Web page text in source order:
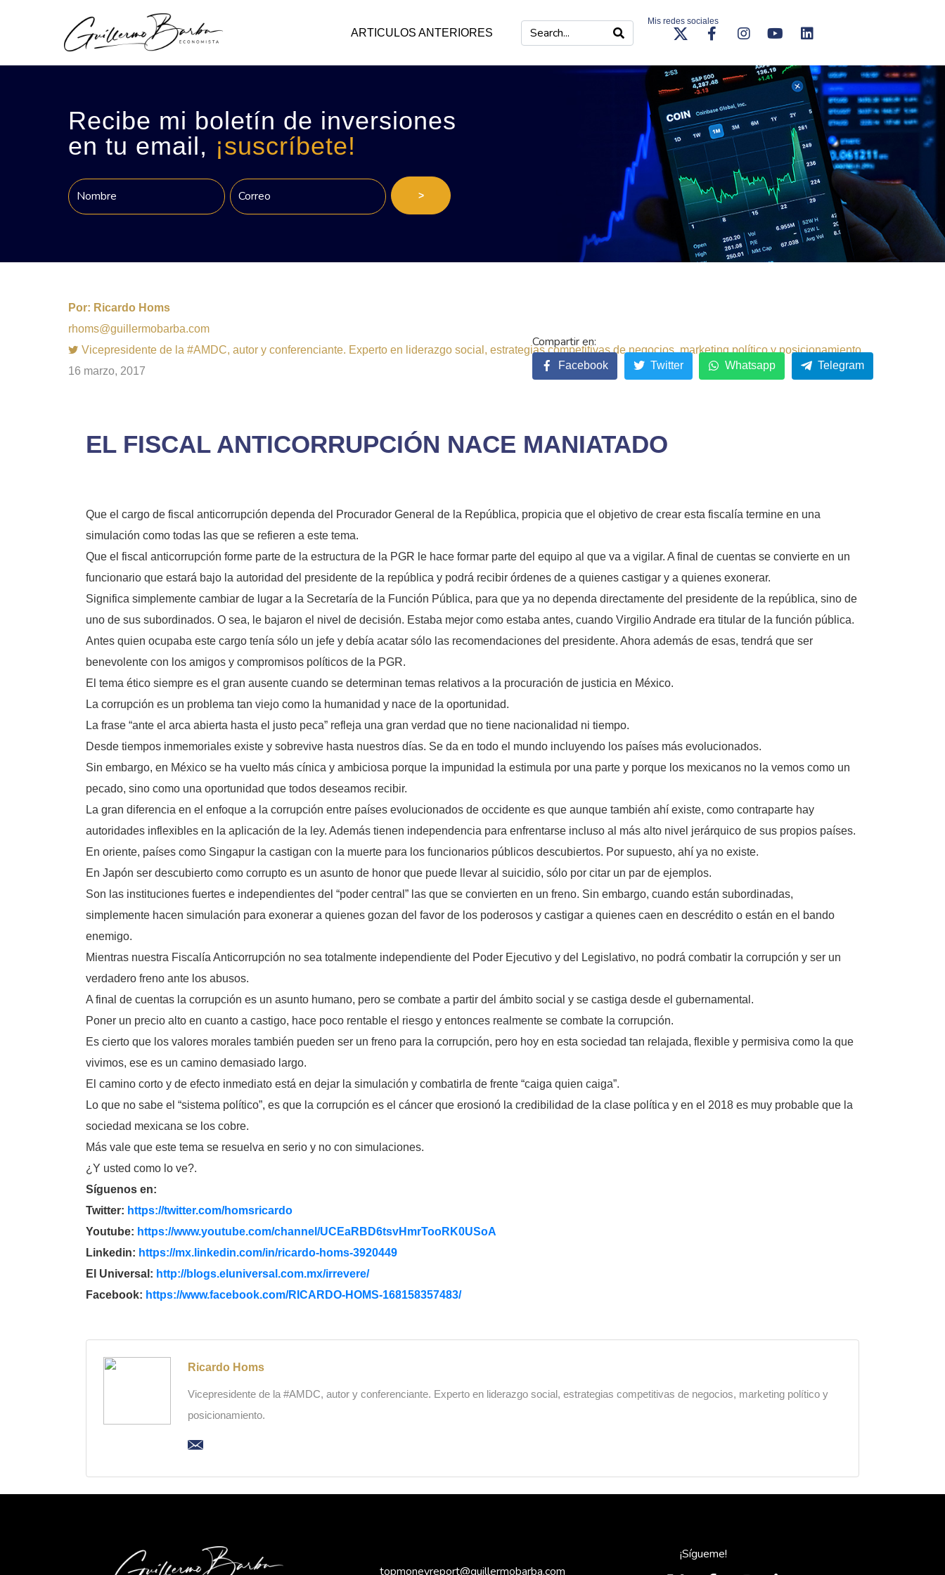
ARTICULOS ANTERIORES
Mis redes sociales
Recibe mi boletín de inversiones
en tu email, ¡suscríbete!
>
Por: Ricardo Homs
rhoms@guillermobarba.com
Vicepresidente de la #AMDC, autor y conferenciante. Experto en liderazgo social, estrategias competitivas de negocios, marketing político y posicionamiento.
16 marzo, 2017
EL FISCAL ANTICORRUPCIÓN NACE MANIATADO
Que el cargo de fiscal anticorrupción dependa del Procurador General de la República, propicia que el objetivo de crear esta fiscalía termine en una
simulación como todas las que se refieren a este tema.
Que el fiscal anticorrupción forme parte de la estructura de la PGR le hace formar parte del equipo al que va a vigilar. A final de cuentas se convierte en un
funcionario que estará bajo la autoridad del presidente de la república y podrá recibir órdenes de a quienes castigar y a quienes exonerar.
Significa simplemente cambiar de lugar a la Secretaría de la Función Pública, para que ya no dependa directamente del presidente de la república, sino de
uno de sus subordinados. O sea, le bajaron el nivel de decisión. Estaba mejor como estaba antes, cuando Virgilio Andrade era titular de la función pública.
Antes quien ocupaba este cargo tenía sólo un jefe y debía acatar sólo las recomendaciones del presidente. Ahora además de esas, tendrá que ser
benevolente con los amigos y compromisos políticos de la PGR.
El tema ético siempre es el gran ausente cuando se determinan temas relativos a la procuración de justicia en México.
La corrupción es un problema tan viejo como la humanidad y nace de la oportunidad.
La frase “ante el arca abierta hasta el justo peca” refleja una gran verdad que no tiene nacionalidad ni tiempo.
Desde tiempos inmemoriales existe y sobrevive hasta nuestros días. Se da en todo el mundo incluyendo los países más evolucionados.
Sin embargo, en México se ha vuelto más cínica y ambiciosa porque la impunidad la estimula por una parte y porque los mexicanos no la vemos como un
pecado, sino como una oportunidad que todos deseamos recibir.
La gran diferencia en el enfoque a la corrupción entre países evolucionados de occidente es que aunque también ahí existe, como contraparte hay
autoridades inflexibles en la aplicación de la ley. Además tienen independencia para enfrentarse incluso al más alto nivel jerárquico de sus propios países.
En oriente, países como Singapur la castigan con la muerte para los funcionarios públicos descubiertos. Por supuesto, ahí ya no existe.
En Japón ser descubierto como corrupto es un asunto de honor que puede llevar al suicidio, sólo por citar un par de ejemplos.
Son las instituciones fuertes e independientes del “poder central” las que se convierten en un freno. Sin embargo, cuando están subordinadas,
simplemente hacen simulación para exonerar a quienes gozan del favor de los poderosos y castigar a quienes caen en descrédito o están en el bando
enemigo.
Mientras nuestra Fiscalía Anticorrupción no sea totalmente independiente del Poder Ejecutivo y del Legislativo, no podrá combatir la corrupción y ser un
verdadero freno ante los abusos.
A final de cuentas la corrupción es un asunto humano, pero se combate a partir del ámbito social y se castiga desde el gubernamental.
Poner un precio alto en cuanto a castigo, hace poco rentable el riesgo y entonces realmente se combate la corrupción.
Es cierto que los valores morales también pueden ser un freno para la corrupción, pero hoy en esta sociedad tan relajada, flexible y permisiva como la que
vivimos, ese es un camino demasiado largo.
El camino corto y de efecto inmediato está en dejar la simulación y combatirla de frente “caiga quien caiga”.
Lo que no sabe el “sistema político”, es que la corrupción es el cáncer que erosionó la credibilidad de la clase política y en el 2018 es muy probable que la
sociedad mexicana se los cobre.
Más vale que este tema se resuelva en serio y no con simulaciones.
¿Y usted como lo ve?.
Síguenos en:
Twitter: https://twitter.com/homsricardo
Youtube: https://www.youtube.com/channel/UCEaRBD6tsvHmrTooRK0USoA
Linkedin: https://mx.linkedin.com/in/ricardo-homs-3920449
El Universal: http://blogs.eluniversal.com.mx/irrevere/
Facebook: https://www.facebook.com/RICARDO-HOMS-168158357483/
Facebook Twitter Whatsapp Telegram
Ricardo Homs
Vicepresidente de la #AMDC, autor y conferenciante. Experto en liderazgo social, estrategias competitivas de negocios, marketing político y
posicionamiento.
topmoneyreport@guillermobarba.com
¡Sígueme!